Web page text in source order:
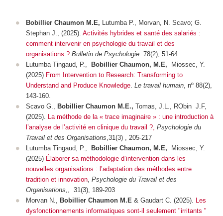
Bobillier Chaumon M.E, Lutumba P., Morvan, N. Scavo; G.
Stephan J., (2025). Activités hybrides et santé des salariés :
comment intervenir en psychologie du travail et des
organisations ? Bulletin de Psychologie. 78(2), 51-64
Lutumba Tingaud, P.,
Bobillier Chaumon, M.E,
Miossec, Y.
(2025) From Intervention to Research: Transforming to
Understand and Produce Knowledge. Le travail humain, nº 88(2),
143-160.
Scavo G., Bobillier Chaumon M.E., Tomas, J.L., RObin J.F,
(2025). La méthode de la « trace imaginaire » : une introduction à
l’analyse de l’activité en clinique du travail ?, Psychologie du
Travail et des Organisations,31(3) , 205-217
Lutumba Tingaud, P.,
Bobillier Chaumon, M.E,
Miossec, Y.
(2025)Élaborer sa méthodologie d’intervention dans les
nouvelles organisations : l’adaptation des méthodes entre
tradition et innovation, Psychologie du Travail et des
Organisations, , 31(3), 189-203
Morvan N., Bobillier Chaumon M.E & Gaudart C. (2025). Les
dysfonctionnements informatiques sont-il seulement "irritants "